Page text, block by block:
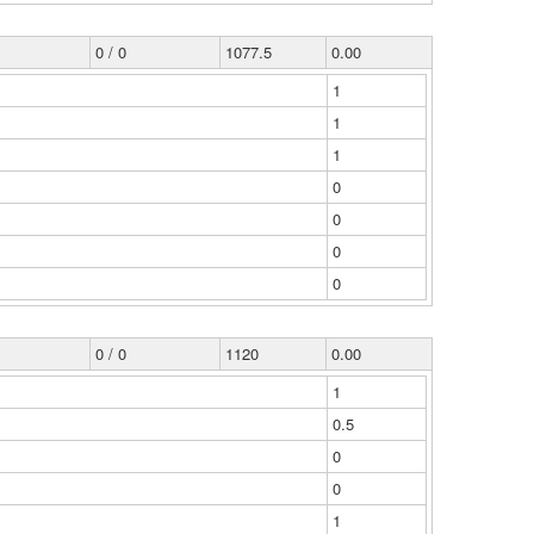
0 / 0 1077.5
0.00
1
1
1
0
0
0
0
0 / 0 1120
0.00
1
0.5
0
0
1